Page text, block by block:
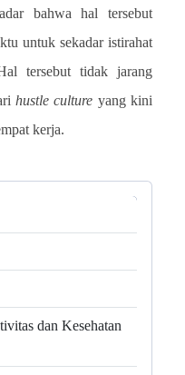
bahwa hal tersebut
untuk sekadar istirahat
tersebut tidak jarang
hustleculture yang kini
kerja.
dan Kesehatan